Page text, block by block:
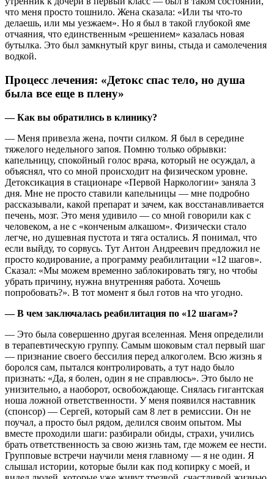
что меня просто тошнило. Жена сказала: «Или ты что-то
делаешь, или мы уезжаем». Но я был в такой глубокой яме
отчаяния, что единственным «решением» казалась новая
бутылка. Это был замкнутый круг вины, стыда и самолечения
водкой.
Процесс лечения: «Детокс спас тело, но душа
была все еще в плену»
— Как вы обратились в клинику?
— Меня привезла жена, почти силком. Я был в середине
тяжелого недельного запоя. Помню только обрывки:
капельницу, спокойный голос врача, который не осуждал, а
объяснял, что со мной происходит на физическом уровне.
Детоксикация в стационаре «Первой Наркологии» заняла 3
дня. Мне не просто ставили капельницы — мне подробно
рассказывали, какой препарат и зачем, как восстанавливается
печень, мозг. Это меня удивило — со мной говорили как с
человеком, а не с «конченым алкашом». Физически стало
легче, но душевная пустота и тяга остались. Я понимал, что
если выйду, то сорвусь. Тут Антон Андреевич предложил не
просто кодирование, а программу реабилитации «12 шагов».
Сказал: «Мы можем временно заблокировать тягу, но чтобы
убрать причину, нужна внутренняя работа. Хочешь
попробовать?». В тот момент я был готов на что угодно.
— В чем заключалась реабилитация по «12 шагам»?
— Это была совершенно другая вселенная. Меня определили
в терапевтическую группу. Самым шоковым стал первый шаг
— признание своего бессилия перед алкоголем. Всю жизнь я
боролся сам, пытался контролировать, а тут надо было
признать: «Да, я болен, один я не справлюсь». Это было не
унизительно, а наоборот, освобождающе. Снялась гигантская
ноша ложной ответственности. У меня появился наставник
(спонсор) — Сергей, который сам 8 лет в ремиссии. Он не
поучал, а просто был рядом, делился своим опытом. Мы
вместе проходили шаги: разбирали обиды, страхи, учились
брать ответственность за свою жизнь там, где можем ее нести.
Групповые встречи научили меня главному — я не один. Я
слышал истории, которые были как под копирку с моей, и